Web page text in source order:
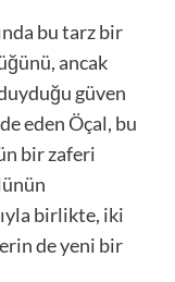
bu tarz bir
ancak
güven
eden Öçal, bu
bir zaferi
birlikte, iki
de yeni bir